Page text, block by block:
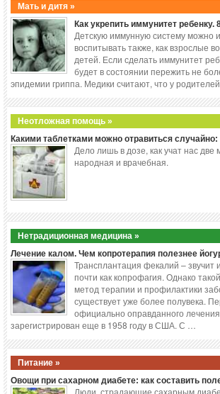
Мать и дитя »
Как укрепить иммунитет ребенку.
Детскую иммунную систему можно
воспитывать также, как взрослые
детей. Если сделать иммунитет
будет в состоянии пережить не
эпидемии гриппа. Медики считают, что у
Неотложная помощь »
Какими таблетками можно отравиться
Дело лишь в дозе, как учат нас две
народная и врачебная.
Нетрадиционная медицина »
Лечение калом. Чем копротерапия полезнее
Трансплантация фекалий – звучит
почти как копрофагия. Однако
метод терапии и профилактики
существует уже более полувека.
официально оправданного
зарегистрирован еще в 1958 году в США. С …
Питание »
Овощи при сахарном диабете: как составить
Люди, страдающие сахарным